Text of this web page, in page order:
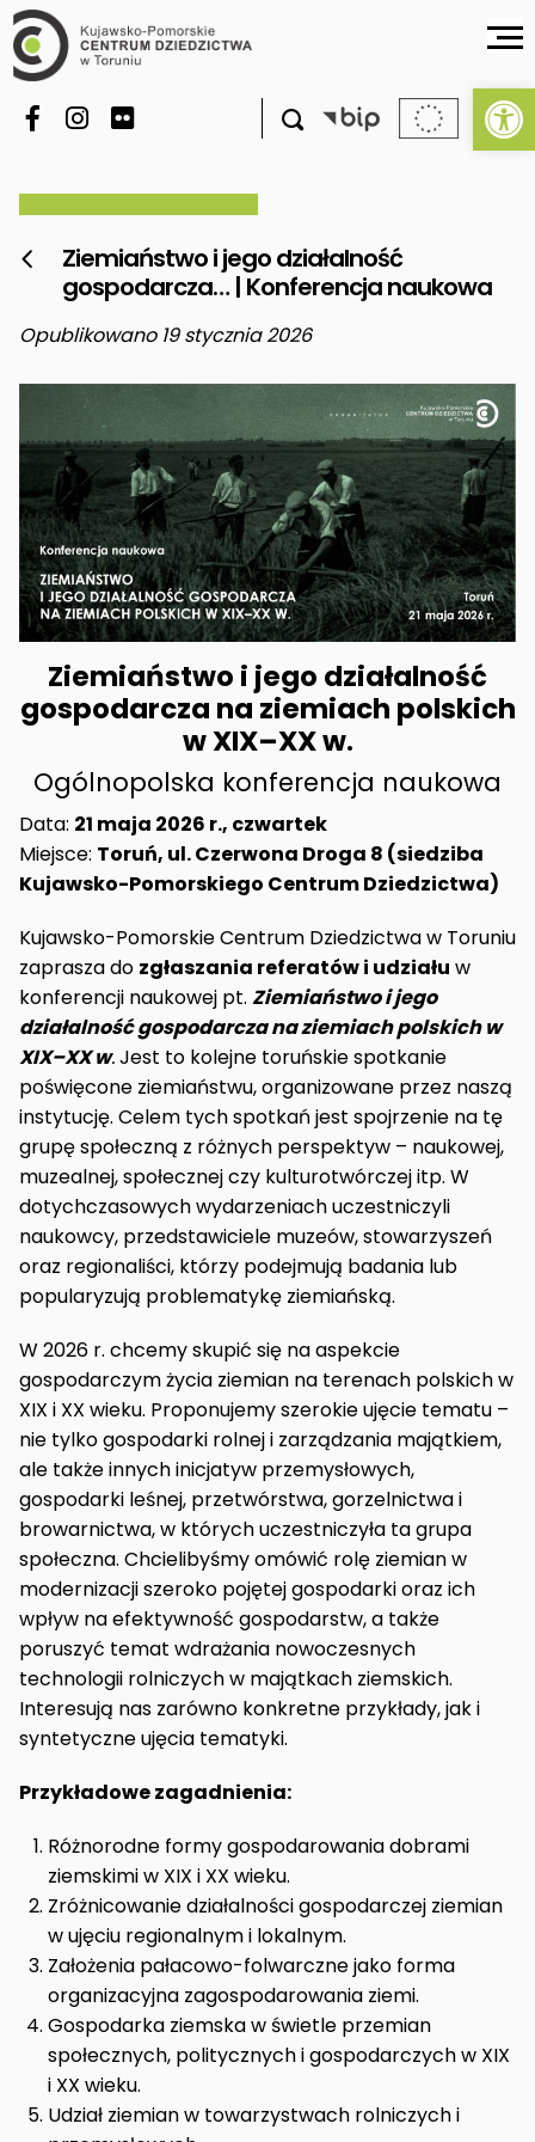


Ziemiaństwo i jego działalność
gospodarcza… | Konferencja naukowa
Opublikowano 19 stycznia 2026
Ziemiaństwo i jego działalność
gospodarcza na ziemiach polskich
w XIX–XX w.
Ogólnopolska konferencja naukowa
Data: 21 maja 2026 r., czwartek
Miejsce: Toruń, ul. Czerwona Droga 8 (siedziba
Kujawsko-Pomorskiego Centrum Dziedzictwa)
Kujawsko-Pomorskie Centrum Dziedzictwa w Toruniu
zaprasza do zgłaszania referatów i udziału w
konferencji naukowej pt. Ziemiaństwo i jego
działalność gospodarcza na ziemiach polskich w
XIX–XX w.Jest to kolejne toruńskie spotkanie
poświęcone ziemiaństwu, organizowane przez naszą
instytucję. Celem tych spotkań jest spojrzenie na tę
grupę społeczną z różnych perspektyw – naukowej,
muzealnej, społecznej czy kulturotwórczej itp. W
dotychczasowych wydarzeniach uczestniczyli
naukowcy, przedstawiciele muzeów, stowarzyszeń
oraz regionaliści, którzy podejmują badania lub
popularyzują problematykę ziemiańską.
W 2026 r. chcemy skupić się na aspekcie
gospodarczym życia ziemian na terenach polskich w
XIX i XX wieku. Proponujemy szerokie ujęcie tematu –
nie tylko gospodarki rolnej i zarządzania majątkiem,
ale także innych inicjatyw przemysłowych,
gospodarki leśnej, przetwórstwa, gorzelnictwa i
browarnictwa, w których uczestniczyła ta grupa
społeczna. Chcielibyśmy omówić rolę ziemian w
modernizacji szeroko pojętej gospodarki oraz ich
wpływ na efektywność gospodarstw, a także
poruszyć temat wdrażania nowoczesnych
technologii rolniczych w majątkach ziemskich.
Interesują nas zarówno konkretne przykłady, jak i
syntetyczne ujęcia tematyki.
Przykładowe zagadnienia:
Różnorodne formy gospodarowania dobrami
ziemskimi w XIX i XX wieku.
Zróżnicowanie działalności gospodarczej ziemian
w ujęciu regionalnym i lokalnym.
Założenia pałacowo-folwarczne jako forma
organizacyjna zagospodarowania ziemi.
Gospodarka ziemska w świetle przemian
społecznych, politycznych i gospodarczych w XIX
i XX wieku.
Udział ziemian w towarzystwach rolniczych i